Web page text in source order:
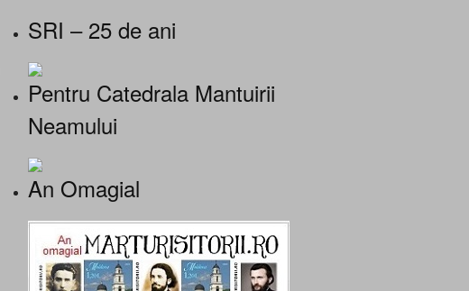
SRI – 25 de ani
Pentru Catedrala Mantuirii
Neamului
An Omagial